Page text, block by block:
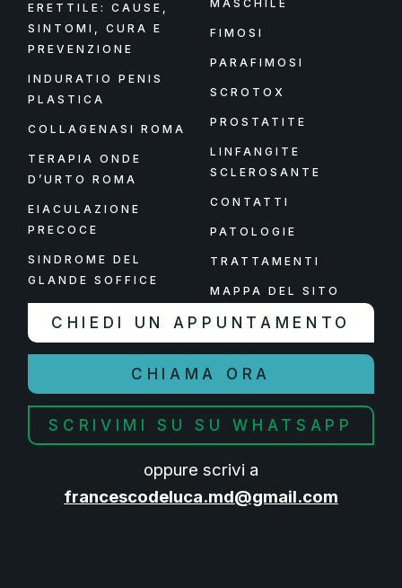
ERETTILE: CAUSE,
SINTOMI, CURA E
PREVENZIONE
INDURATIO PENIS
PLASTICA
COLLAGENASI ROMA
TERAPIA ONDE
D’URTO ROMA
EIACULAZIONE
PRECOCE
SINDROME DEL
GLANDE SOFFICE
MASCHILE
FIMOSI
PARAFIMOSI
SCROTOX
PROSTATITE
LINFANGITE
SCLEROSANTE
CONTATTI
PATOLOGIE
TRATTAMENTI
MAPPA DEL SITO
CHIEDI UN APPUNTAMENTO
CHIAMA ORA
SCRIVIMI SU SU WHATSAPP
oppure scrivi a
francescodeluca.md@gmail.com